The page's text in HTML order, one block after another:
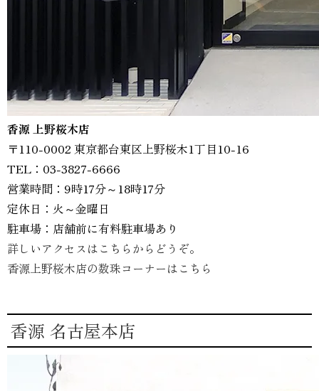
香源 上野桜木店
〒110-0002 東京都台東区上野桜木1丁目10-16
TEL：03-3827-6666
営業時間：9時17分～18時17分
定休日：火～金曜日
駐車場：店舗前に有料駐車場あり
詳しいアクセスはこちらからどうぞ。
香源上野桜木店の数珠コーナーはこちら
香源 名古屋本店